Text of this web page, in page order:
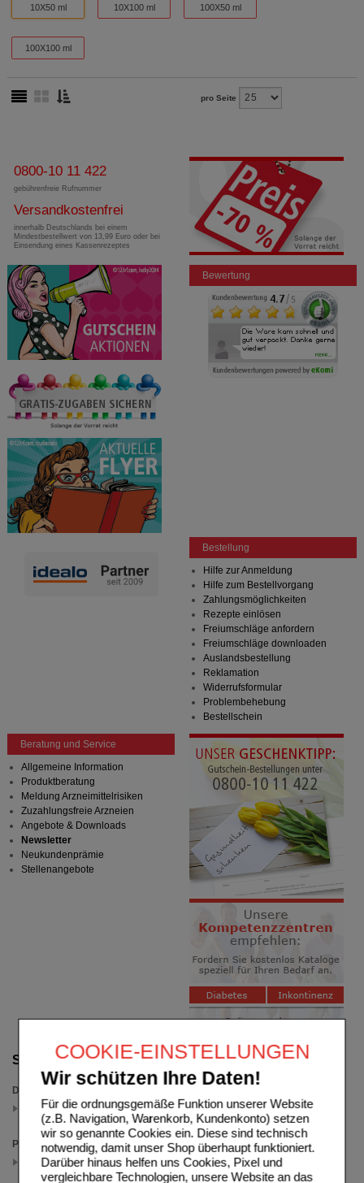
COOKIE-EINSTELLUNGEN
Wir schützen Ihre Daten!
Für die ordnungsgemäße Funktion unserer Website
(z.B. Navigation, Warenkorb, Kundenkonto) setzen
wir so genannte Cookies ein. Diese sind technisch
notwendig, damit unser Shop überhaupt funktioniert.
Darüber hinaus helfen uns Cookies, Pixel und
vergleichbare Technologien, unsere Website an das
Suche verfeinern
Darreichungsform
Injektionslösung
(auswahl entfernen)
Packungsgröße
10X50 ml
(auswahl entfernen)
10X50 ml 10X100 ml 100X50 ml
100X100 ml
pro Seite
0800-10 11 422
gebührenfreie Rufnummer
Versandkostenfrei
innerhalb Deutschlands bei einem
Mindestbestellwert von 13,99 Euro oder bei
Einsendung eines Kassenrezeptes
Bewertung
Bestellung
Hilfe zur Anmeldung
Hilfe zum Bestellvorgang
Zahlungsmöglichkeiten
Rezepte einlösen
Freiumschläge anfordern
Freiumschläge downloaden
Auslandsbestellung
Reklamation
Widerrufsformular
Problembehebung
Bestellschein
Beratung und Service
Allgemeine Information
Produktberatung
Meldung Arzneimittelrisiken
Zuzahlungsfreie Arzneien
Angebote & Downloads
Newsletter
Neukundenprämie
Stellenangebote